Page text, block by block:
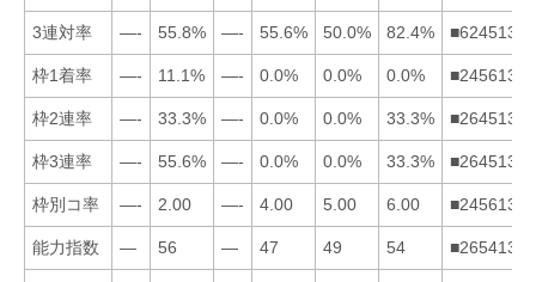
3連対率 —- 55.8% —- 55.6% 50.0% 82.4% ■624513
枠1着率 —- 11.1% —- 0.0% 0.0% 0.0% ■245613
枠2連率 —- 33.3% —- 0.0% 0.0% 33.3% ■264513
枠3連率 —- 55.6% —- 0.0% 0.0% 33.3% ■264513
枠別コ率 —- 2.00 —- 4.00 5.00 6.00 ■245613
能力指数 — 56 — 47 49 54 ■265413